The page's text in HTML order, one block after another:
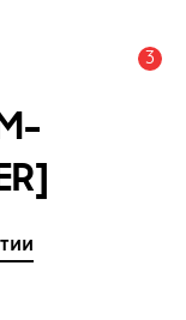
3